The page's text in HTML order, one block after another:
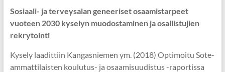
Sosiaali- ja terveysalan geneeriset osaamistarpeet
vuoteen 2030 kyselyn muodostaminen ja osallistujien
rekrytointi
Kysely laadittiin Kangasniemen ym. (2018) Optimoitu Sote-
ammattilaisten koulutus- ja osaamisuudistus -raportissa